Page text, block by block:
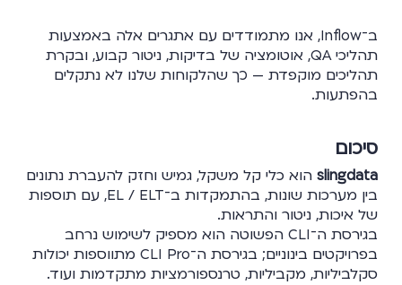
ב־Inflow, אנו מתמודדים עם אתגרים אלה באמצעות
תהליכי QA, אוטומציה של בדיקות, ניטור קבוע, ובקרת
תהליכים מוקפדת — כך שהלקוחות שלנו לא נתקלים
בהפתעות.
סיכום
slingdataהוא כלי קל משקל, גמיש וחזק להעברת נתונים
בין מערכות שונות, בהתמקדות ב־EL / ELT, עם תוספות
של איכות, ניטור והתראות.
בגירסת ה־CLI הפשוטה הוא מספיק לשימוש נרחב
בפרויקטים בינוניים; בגירסת ה־CLI Pro מתווספות יכולות
סקלביליות, מקביליות, טרנספורמציות מתקדמות ועוד.